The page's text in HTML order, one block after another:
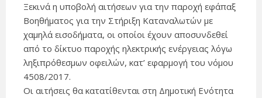
Ξεκινά η υποβολή αιτήσεων για την παροχή εφάπαξ
Βοηθήματος για την Στήριξη Καταναλωτών με
χαμηλά εισοδήματα, οι οποίοι έχουν αποσυνδεθεί
από το δίκτυο παροχής ηλεκτρικής ενέργειας λόγω
ληξιπρόθεσμων οφειλών, κατ’ εφαρμογή του νόμου
4508/2017.
Οι αιτήσεις θα κατατίθενται στη Δημοτική Ενότητα